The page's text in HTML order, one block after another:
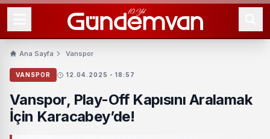
Ana Sayfa Vanspor
VANSPOR 12.04.2025 - 18:57
Vanspor, Play-Off Kapısını Aralamak
İçin Karacabey’de!